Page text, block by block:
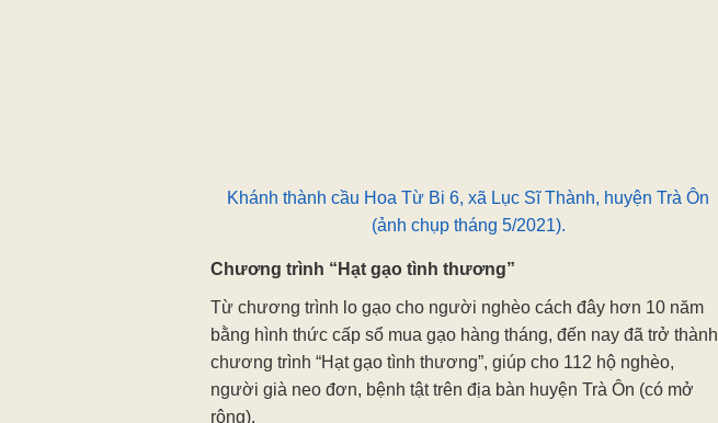
Khánh thành cầu Hoa Từ Bi 6, xã Lục Sĩ Thành, huyện Trà Ôn
(ảnh chụp tháng 5/2021).
Chương trình “Hạt gạo tình thương”
Từ chương trình lo gạo cho người nghèo cách đây hơn 10 năm
bằng hình thức cấp sổ mua gạo hàng tháng, đến nay đã trở thành
chương trình “Hạt gạo tình thương”, giúp cho 112 hộ nghèo,
người già neo đơn, bệnh tật trên địa bàn huyện Trà Ôn (có mở
rộng).